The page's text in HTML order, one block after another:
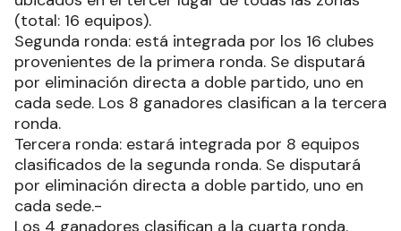
(total: 16 equipos).
Segunda ronda: está integrada por los 16 clubes
provenientes de la primera ronda. Se disputará
por eliminación directa a doble partido, uno en
cada sede. Los 8 ganadores clasifican a la tercera
ronda.
Tercera ronda: estará integrada por 8 equipos
clasificados de la segunda ronda. Se disputará
por eliminación directa a doble partido, uno en
cada sede.-